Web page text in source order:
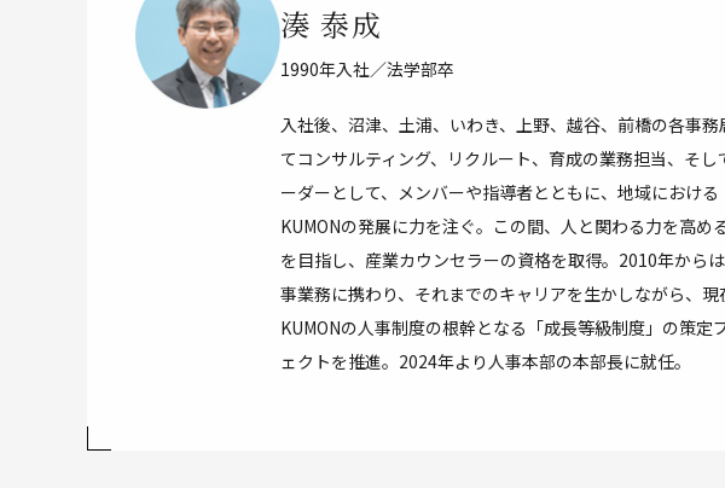
湊 泰成
1990年入社／法学部卒
入社後、沼津、土浦、いわき、上野、越谷、前橋の各事務
てコンサルティング、リクルート、育成の業務担当、そし
ーダーとして、メンバーや指導者とともに、地域における
KUMONの発展に力を注ぐ。この間、人と関わる力を高め
を目指し、産業カウンセラーの資格を取得。2010年から
事業務に携わり、それまでのキャリアを生かしながら、現
KUMONの人事制度の根幹となる「成長等級制度」の策定
ェクトを推進。2024年より人事本部の本部長に就任。